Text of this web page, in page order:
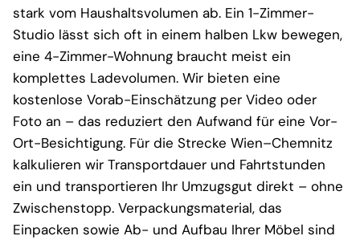
stark vom Haushaltsvolumen ab. Ein 1-Zimmer-
Studio lässt sich oft in einem halben Lkw bewegen,
eine 4-Zimmer-Wohnung braucht meist ein
komplettes Ladevolumen. Wir bieten eine
kostenlose Vorab-Einschätzung per Video oder
Foto an – das reduziert den Aufwand für eine Vor-
Ort-Besichtigung. Für die Strecke Wien–Chemnitz
kalkulieren wir Transportdauer und Fahrtstunden
ein und transportieren Ihr Umzugsgut direkt – ohne
Zwischenstopp. Verpackungsmaterial, das
Einpacken sowie Ab- und Aufbau Ihrer Möbel sind